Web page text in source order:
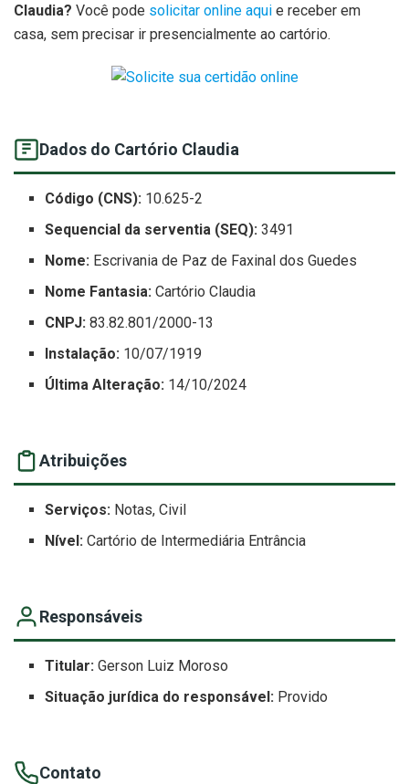
Claudia? Você pode solicitar online aqui e receber em
casa, sem precisar ir presencialmente ao cartório.
Dados do Cartório Claudia
Código (CNS): 10.625-2
Sequencial da serventia (SEQ): 3491
Nome: Escrivania de Paz de Faxinal dos Guedes
Nome Fantasia: Cartório Claudia
CNPJ: 83.82.801/2000-13
Instalação: 10/07/1919
Última Alteração: 14/10/2024
Atribuições
Serviços: Notas, Civil
Nível: Cartório de Intermediária Entrância
Responsáveis
Titular: Gerson Luiz Moroso
Situação jurídica do responsável: Provido
Contato